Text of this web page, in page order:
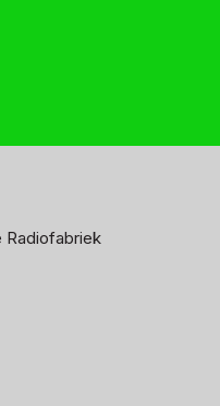
Radiofabriek